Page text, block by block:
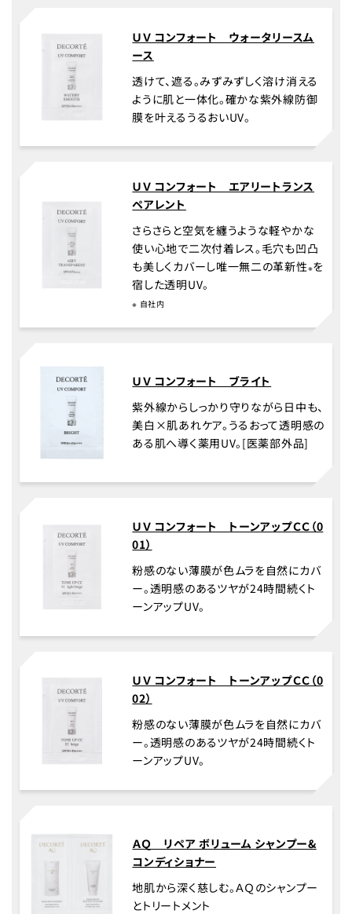
ＵＶ コンフォート ウォータリースム
ース
透けて、遮る。みずみずしく溶け消える
ように肌と一体化。確かな紫外線防御
膜を叶えるうるおいUV。
ＵＶ コンフォート エアリートランス
ペアレント
さらさらと空気を纏うような軽やかな
使い心地で二次付着レス。毛穴も凹凸
も美しくカバーし唯一無二の革新性※を
宿した透明UV。
※ 自社内
ＵＶ コンフォート ブライト
紫外線からしっかり守りながら日中も、
美白×肌あれケア。うるおって透明感の
ある肌へ導く薬用UV。[医薬部外品]
ＵＶ コンフォート トーンアップＣＣ（0
01）
粉感のない薄膜が色ムラを自然にカバ
ー。透明感のあるツヤが24時間続くト
ーンアップUV。
ＵＶ コンフォート トーンアップＣＣ（0
02）
粉感のない薄膜が色ムラを自然にカバ
ー。透明感のあるツヤが24時間続くト
ーンアップUV。
ＡＱ リペア ボリューム シャンプー&
コンディショナー
地肌から深く慈しむ。ＡＱのシャンプー
とトリートメント